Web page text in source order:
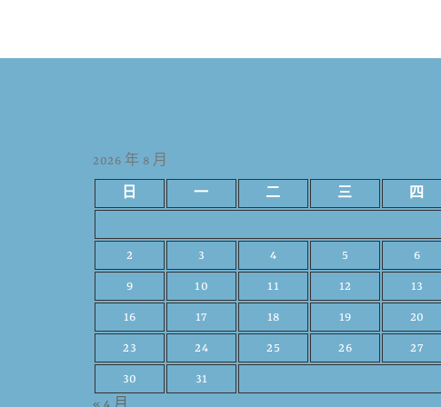
2026 年 8 月
日 一 二 三 四
2 3 4 5 6
9 10 11 12 13
16 17 18 19 20
23 24 25 26 27
30
31